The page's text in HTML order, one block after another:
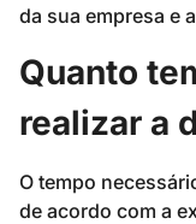
da sua empresa e
Quanto
realizar a
O tempo
de acordo com a